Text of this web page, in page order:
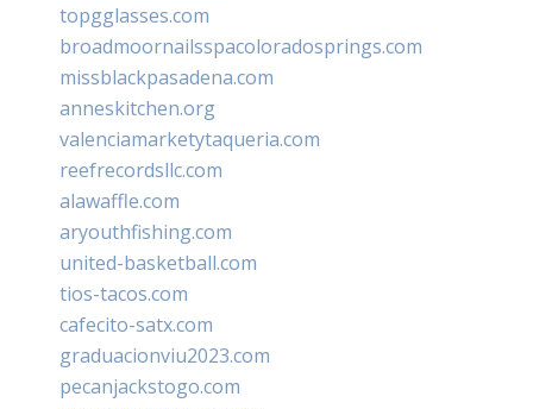
topgglasses.com
broadmoornailsspacoloradosprings.com
missblackpasadena.com
anneskitchen.org
valenciamarketytaqueria.com
reefrecordsllc.com
alawaffle.com
aryouthfishing.com
united-basketball.com
tios-tacos.com
cafecito-satx.com
graduacionviu2023.com
pecanjackstogo.com